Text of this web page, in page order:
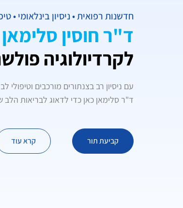
חדשנות רפואית • ניסיון בינלאומי •
ד"ר חוסין סלימאן
לקרדיולוגיה
עם ניסיון רב בצנתורים מורכבים
ד"ר סלימאן כאן כדי לדאוג לבריאות הלב
קביעת תור קרא עוד